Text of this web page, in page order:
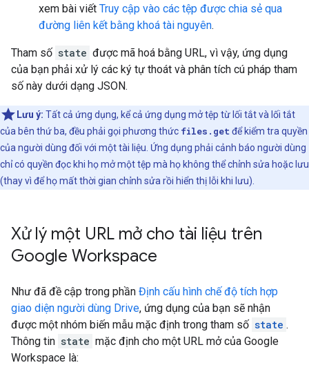
xem bài viết Truy cập vào các tệp được chia sẻ qua
đường liên kết bằng khoá tài nguyên.
Tham số state được mã hoá bằng URL, vì vậy, ứng dụng
của bạn phải xử lý các ký tự thoát và phân tích cú pháp tham
số này dưới dạng JSON.
Lưu ý: Tất cả ứng dụng, kể cả ứng dụng mở tệp từ lối tắt và lối tắt
của bên thứ ba, đều phải gọi phương thức files.get để kiểm tra quyền
của người dùng đối với một tài liệu. Ứng dụng phải cảnh báo người dùng
chỉ có quyền đọc khi họ mở một tệp mà họ không thể chỉnh sửa hoặc lưu
(thay vì để họ mất thời gian chỉnh sửa rồi hiển thị lỗi khi lưu).
Xử lý một URL mở cho tài liệu trên
Google Workspace
Như đã đề cập trong phần Định cấu hình chế độ tích hợp
giao diện người dùng Drive, ứng dụng của bạn sẽ nhận
được một nhóm biến mẫu mặc định trong tham số state .
Thông tin state mặc định cho một URL mở của Google
Workspace là: